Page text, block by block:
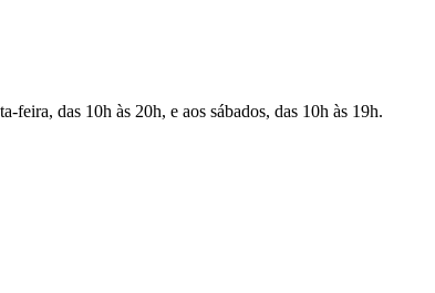
feira, das 10h às 20h, e aos sábados, das 10h às 19h.